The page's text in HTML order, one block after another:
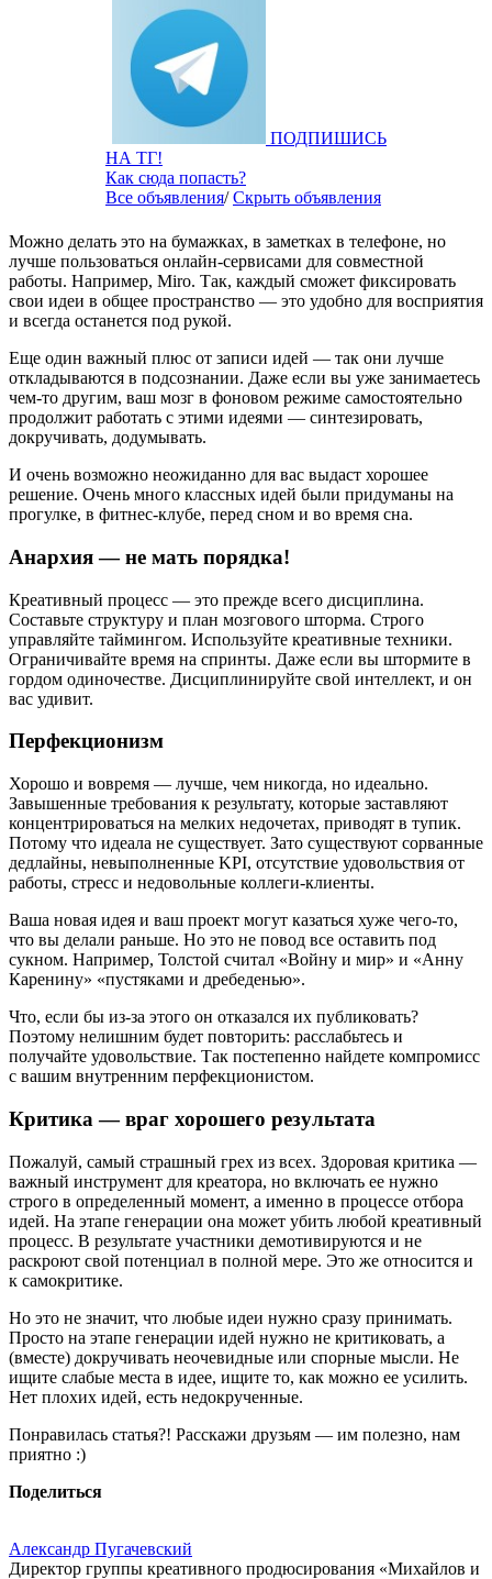
ПОДПИШИСЬ
НА ТГ!
Как сюда попасть?
Все объявления/Скрыть объявления
Можно делать это на бумажках, в заметках в телефоне, но
лучше пользоваться онлайн-сервисами для совместной
работы. Например, Miro. Так, каждый сможет фиксировать
свои идеи в общее пространство — это удобно для восприятия
и всегда останется под рукой.
Еще один важный плюс от записи идей — так они лучше
откладываются в подсознании. Даже если вы уже занимаетесь
чем-то другим, ваш мозг в фоновом режиме самостоятельно
продолжит работать с этими идеями — синтезировать,
докручивать, додумывать.
И очень возможно неожиданно для вас выдаст хорошее
решение. Очень много классных идей были придуманы на
прогулке, в фитнес-клубе, перед сном и во время сна.
Анархия — не мать порядка!
Креативный процесс — это прежде всего дисциплина.
Составьте структуру и план мозгового шторма. Строго
управляйте таймингом. Используйте креативные техники.
Ограничивайте время на спринты. Даже если вы штормите в
гордом одиночестве. Дисциплинируйте свой интеллект, и он
вас удивит.
Перфекционизм
Хорошо и вовремя — лучше, чем никогда, но идеально.
Завышенные требования к результату, которые заставляют
концентрироваться на мелких недочетах, приводят в тупик.
Потому что идеала не существует. Зато существуют сорванные
дедлайны, невыполненные KPI, отсутствие удовольствия от
работы, стресс и недовольные коллеги-клиенты.
Ваша новая идея и ваш проект могут казаться хуже чего-то,
что вы делали раньше. Но это не повод все оставить под
сукном. Например, Толстой считал «Войну и мир» и «Анну
Каренину» «пустяками и дребеденью».
Что, если бы из-за этого он отказался их публиковать?
Поэтому нелишним будет повторить: расслабьтесь и
получайте удовольствие. Так постепенно найдете компромисс
с вашим внутренним перфекционистом.
Критика — враг хорошего результата
Пожалуй, самый страшный грех из всех. Здоровая критика —
важный инструмент для креатора, но включать ее нужно
строго в определенный момент, а именно в процессе отбора
идей. На этапе генерации она может убить любой креативный
процесс. В результате участники демотивируются и не
раскроют свой потенциал в полной мере. Это же относится и
к самокритике.
Но это не значит, что любые идеи нужно сразу принимать.
Просто на этапе генерации идей нужно не критиковать, а
(вместе) докручивать неочевидные или спорные мысли. Не
ищите слабые места в идее, ищите то, как можно ее усилить.
Нет плохих идей, есть недокрученные.
Понравилась статья?! Расскажи друзьям — им полезно, нам
приятно :)
Поделиться
Александр Пугачевский
Директор группы креативного продюсирования «Михайлов и